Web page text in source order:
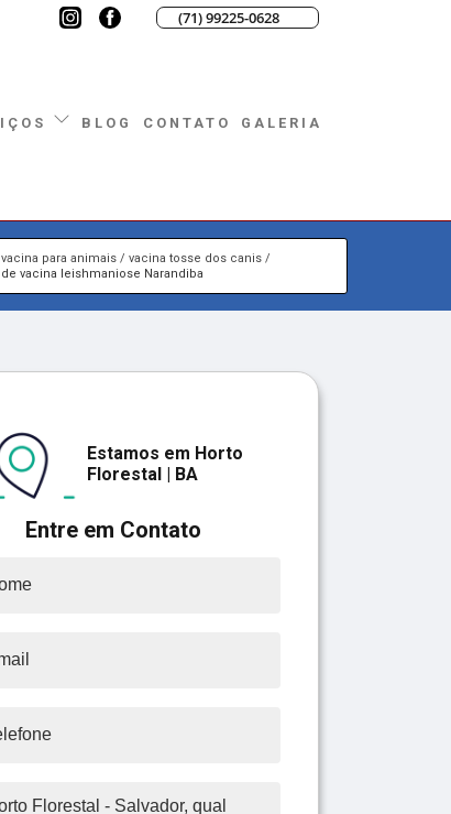
(71) 99225-0628
BLOG CONTATO GALERIA
vacina para animais
vacina tosse dos canis
vacina leishmaniose Narandiba
Entre em Contato
Estamos em Horto
Florestal | BA